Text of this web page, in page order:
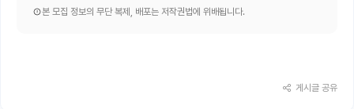
본 모집 정보의 무단 복제, 배포는 저작권법에 위배됩니다.
게시글 공유